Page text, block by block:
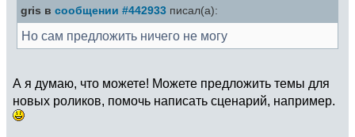
gris в сообщении #442933 писал(а):
Но сам предложить ничего не могу
А я думаю, что можете! Можете предложить темы для
новых роликов, помочь написать сценарий, например.